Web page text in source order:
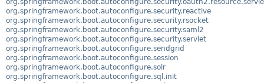
org.springframework.boot.autoconfigure.security.reactive
org.springframework.boot.autoconfigure.security.rsocket
org.springframework.boot.autoconfigure.security.saml2
org.springframework.boot.autoconfigure.security.servlet
org.springframework.boot.autoconfigure.sendgrid
org.springframework.boot.autoconfigure.session
org.springframework.boot.autoconfigure.solr
org.springframework.boot.autoconfigure.sql.init